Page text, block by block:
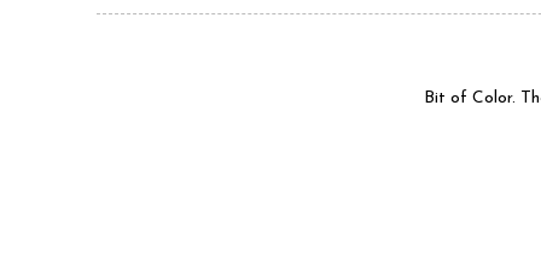
Bit of Color.